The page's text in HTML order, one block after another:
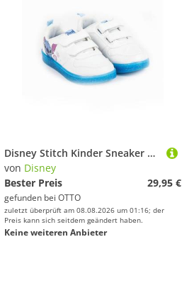
Disney Stitch Kinder Sneaker Schulschuhe Freizeitschuhe PVC Sohle Sneaker
von Disney
Bester Preis
29,95 €
gefunden bei OTTO
zuletzt überprüft am 08.08.2026 um 01:16; der
Preis kann sich seitdem geändert haben.
Keine weiteren Anbieter